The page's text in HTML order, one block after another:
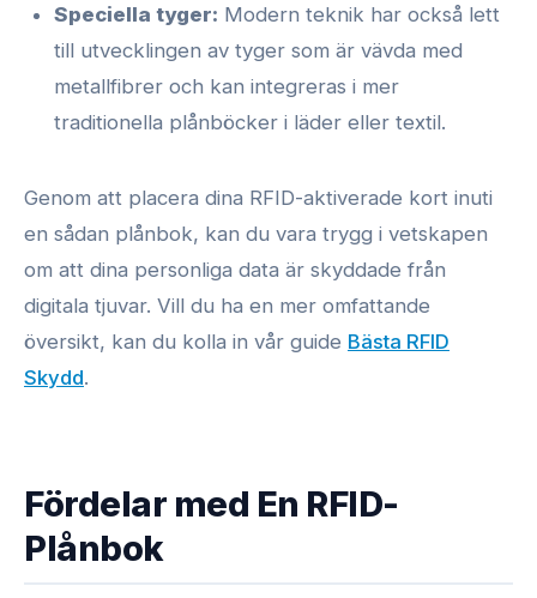
Speciella tyger: Modern teknik har också lett
till utvecklingen av tyger som är vävda med
metallfibrer och kan integreras i mer
traditionella plånböcker i läder eller textil.
Genom att placera dina RFID-aktiverade kort inuti
en sådan plånbok, kan du vara trygg i vetskapen
om att dina personliga data är skyddade från
digitala tjuvar. Vill du ha en mer omfattande
översikt, kan du kolla in vår guide Bästa RFID
Skydd.
Fördelar med En RFID-
Plånbok